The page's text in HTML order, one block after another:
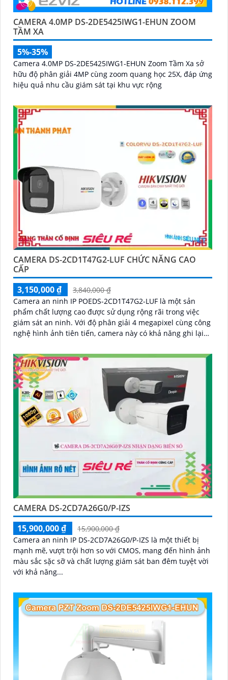
CAMERA 4.0MP DS-2DE5425IWG1-EHUN ZOOM
TẦM XA
5%-35%
Camera 4.0MP DS-2DE5425IWG1-EHUN Zoom Tầm Xa sở
hữu độ phân giải 4MP cùng zoom quang học 25X, đáp ứng
hiệu quả nhu cầu giám sát tại khu vực rộng
CAMERA DS-2CD1T47G2-LUF CHỨC NĂNG CAO
CẤP
3,150,000 ₫
3,840,000 ₫
Camera an ninh IP POEDS-2CD1T47G2-LUF là một sản
phẩm chất lượng cao được sử dụng rộng rãi trong việc
giám sát an ninh. Với độ phân giải 4 megapixel cùng công
nghệ hình ảnh tiên tiến, camera này có khả năng ghi lại
CAMERA DS-2CD7A26G0/P-IZS
15,900,000 ₫
15,900,000 ₫
Camera an ninh IP DS-2CD7A26G0/P-IZS là một thiết bị
mạnh mẽ, vượt trội hơn so với CMOS, mang đến hình ảnh
màu sắc sặc sỡ và chất lượng giám sát ban đêm tuyệt vời
với khả năng...